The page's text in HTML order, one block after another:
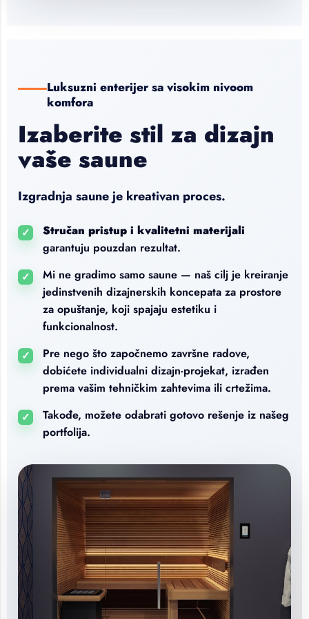
Luksuzni enterijer sa visokim nivoom
komfora
Izaberite stil za dizajn
vaše saune
Izgradnja saune je kreativan proces.
✓
Stručan pristup i kvalitetni materijali
garantuju pouzdan rezultat.
✓
Mi ne gradimo samo saune — naš cilj je kreiranje
jedinstvenih dizajnerskih koncepata za prostore
za opuštanje, koji spajaju estetiku i
funkcionalnost.
✓
Pre nego što započnemo završne radove,
dobićete individualni dizajn-projekat, izrađen
prema vašim tehničkim zahtevima ili crtežima.
✓
Takođe, možete odabrati gotovo rešenje iz našeg
portfolija.